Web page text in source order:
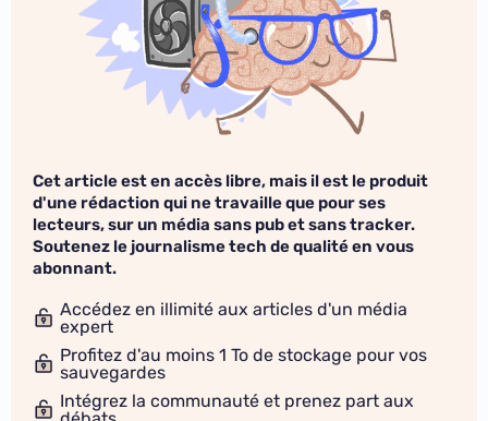
Cet article est en accès libre, mais il est le produit
d'une rédaction qui ne travaille que pour ses
lecteurs, sur un média sans pub et sans tracker.
Soutenez le journalisme tech de qualité en vous
abonnant.
Accédez en illimité aux articles d'un média
expert
Profitez d'au moins 1 To de stockage pour vos
sauvegardes
Intégrez la communauté et prenez part aux